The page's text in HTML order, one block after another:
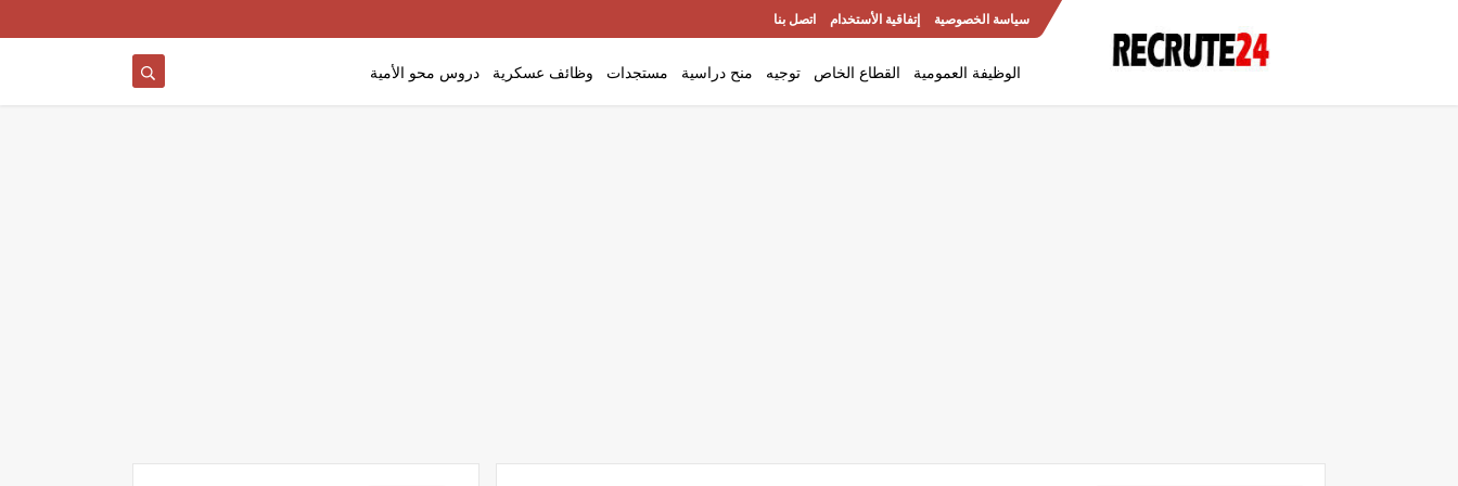
سياسة الخصوصية إتفاقية الأستخدام اتصل بنا
الوظيفة العمومية القطاع الخاص توجيه منح دراسية مستجدات وظائف عسكرية دروس محو الأمية